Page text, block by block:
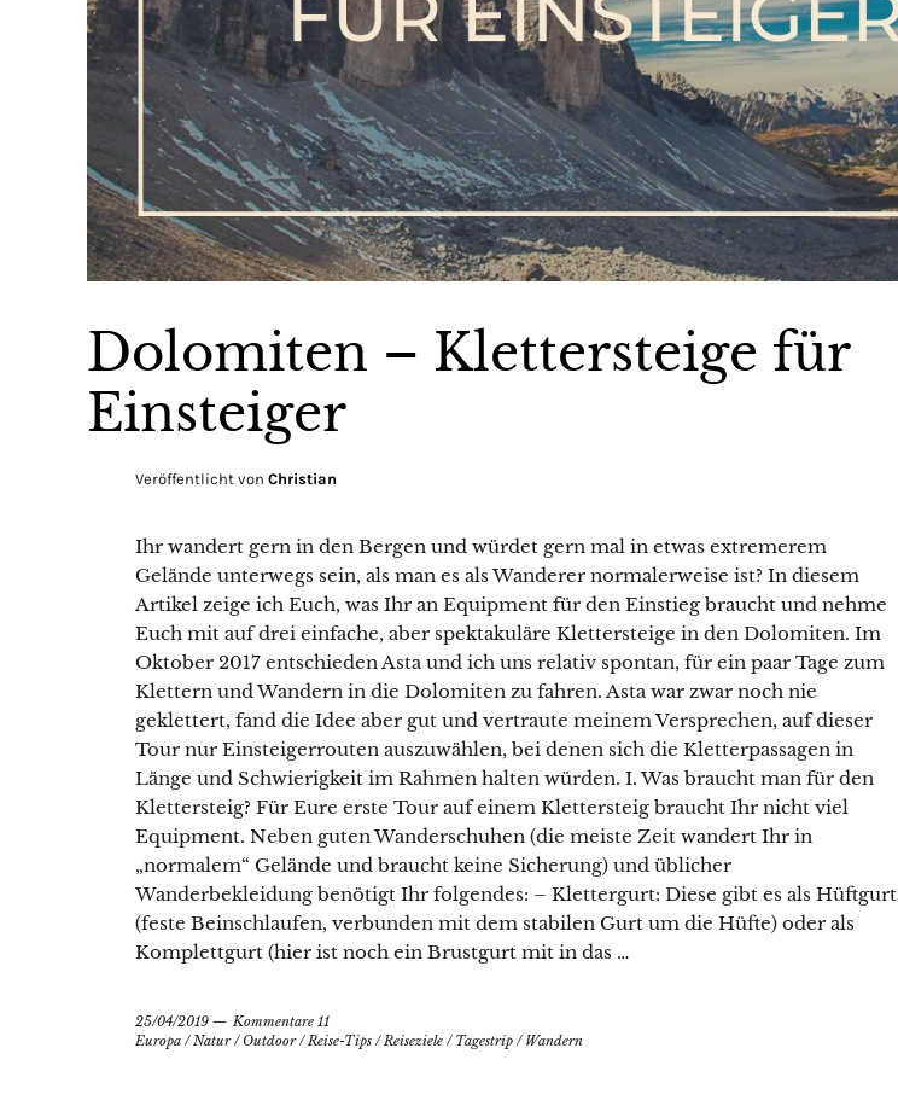
Dolomiten – Klettersteige für
Einsteiger
Veröffentlicht von Christian
Ihr wandert gern in den Bergen und würdet gern mal in etwas extremerem
Gelände unterwegs sein, als man es als Wanderer normalerweise ist? In diesem
Artikel zeige ich Euch, was Ihr an Equipment für den Einstieg braucht und nehme
Euch mit auf drei einfache, aber spektakuläre Klettersteige in den Dolomiten. Im
Oktober 2017 entschieden Asta und ich uns relativ spontan, für ein paar Tage zum
Klettern und Wandern in die Dolomiten zu fahren. Asta war zwar noch nie
geklettert, fand die Idee aber gut und vertraute meinem Versprechen, auf dieser
Tour nur Einsteigerrouten auszuwählen, bei denen sich die Kletterpassagen in
Länge und Schwierigkeit im Rahmen halten würden. I. Was braucht man für den
Klettersteig? Für Eure erste Tour auf einem Klettersteig braucht Ihr nicht viel
Equipment. Neben guten Wanderschuhen (die meiste Zeit wandert Ihr in
„normalem“ Gelände und braucht keine Sicherung) und üblicher
Wanderbekleidung benötigt Ihr folgendes: – Klettergurt: Diese gibt es als Hüftgurt
(feste Beinschlaufen, verbunden mit dem stabilen Gurt um die Hüfte) oder als
Komplettgurt (hier ist noch ein Brustgurt mit in das …
25/04/2019
Kommentare 11
Europa /Natur/Outdoor/Reise-Tips /Reiseziele / Tagestrip / Wandern